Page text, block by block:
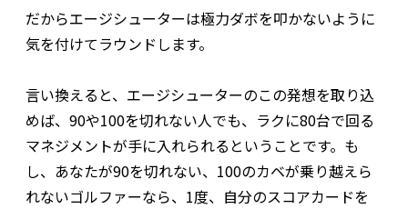
だからエージシューターは極力ダボを叩かないように
気を付けてラウンドします。
言い換えると、エージシューターのこの発想を取り込
めば、90や100を切れない人でも、ラクに80台で回る
マネジメントが手に入れられるということです。も
し、あなたが90を切れない、100のカベが乗り越えら
れないゴルファーなら、1度、自分のスコアカードを